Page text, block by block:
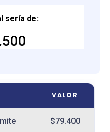
sería de:
VALOR
$79.400